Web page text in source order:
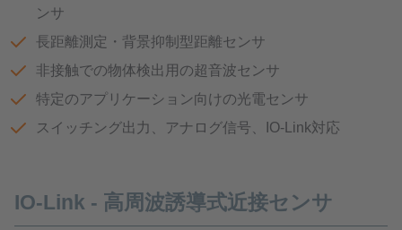
ンサ
長距離測定・背景抑制型距離センサ
非接触での物体検出用の超音波センサ
特定のアプリケーション向けの光電センサ
スイッチング出力、アナログ信号、IO-Link対応
IO-Link - 高周波誘導式近接センサ